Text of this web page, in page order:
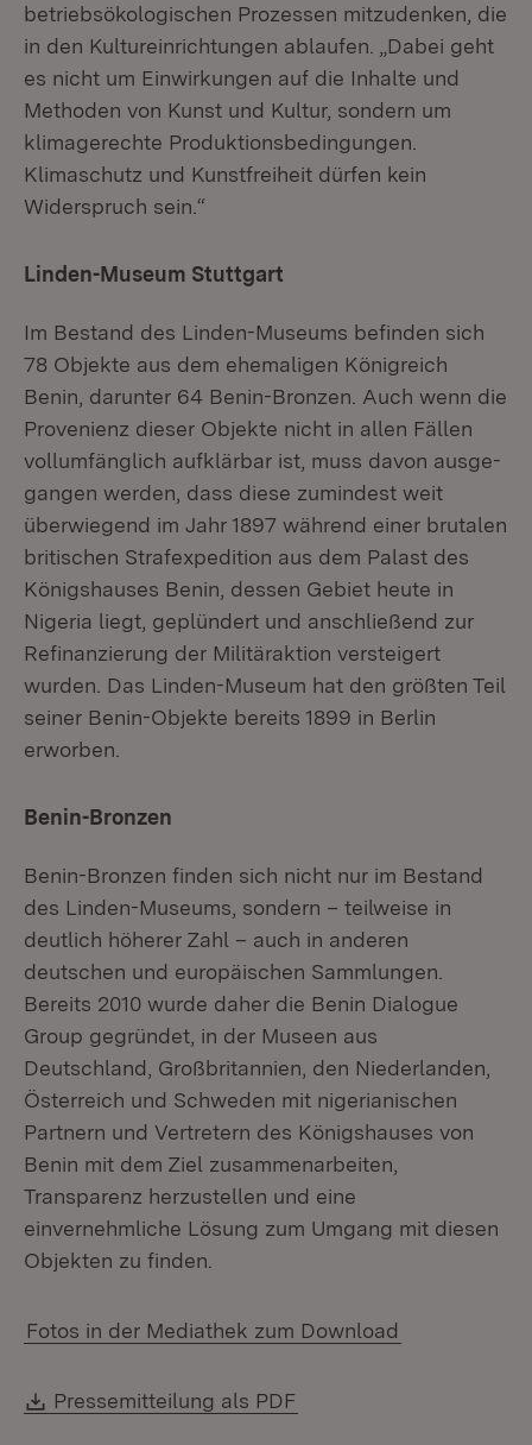
betriebsökologischen Prozessen mitzudenken, die
in den Kultureinrichtungen ablaufen. „Dabei geht
es nicht um Einwirkungen auf die Inhalte und
Methoden von Kunst und Kultur, sondern um
klimagerechte Produktionsbedingungen.
Klimaschutz und Kunstfreiheit dürfen kein
Widerspruch sein.“
Linden-Museum Stuttgart
Im Bestand des Linden-Museums befinden sich
78 Objekte aus dem ehemaligen Königreich
Benin, darunter 64 Benin-Bronzen. Auch wenn die
Provenienz dieser Objekte nicht in allen Fällen
vollumfänglich aufklärbar ist, muss davon ausge­
gangen werden, dass diese zumindest weit
überwiegend im Jahr 1897 während einer brutalen
britischen Strafexpedition aus dem Palast des
Königshauses Benin, dessen Gebiet heute in
Nigeria liegt, geplündert und anschließend zur
Refinanzierung der Militäraktion versteigert
wurden. Das Linden-Museum hat den größten Teil
seiner Benin-Objekte bereits 1899 in Berlin
erworben.
Benin-Bronzen
Benin-Bronzen finden sich nicht nur im Bestand
des Linden-Museums, sondern – teilweise in
deutlich höherer Zahl – auch in anderen
deutschen und europäischen Sammlungen.
Bereits 2010 wurde daher die Benin Dialogue
Group gegründet, in der Museen aus
Deutschland, Großbritannien, den Niederlanden,
Österreich und Schweden mit nigerianischen
Partnern und Vertretern des Königshauses von
Benin mit dem Ziel zusammenarbeiten,
Transparenz herzustellen und eine
einvernehmliche Lösung zum Umgang mit diesen
Objekten zu finden.
Fotos in der Mediathek zum Download
Download:
Pressemitteilung als PDF